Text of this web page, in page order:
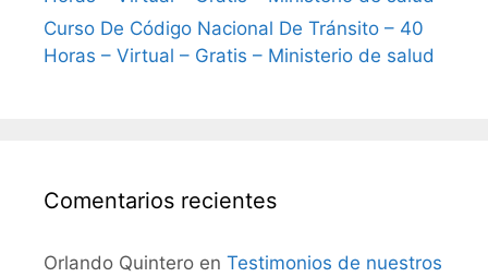
Curso De Código Nacional De Tránsito – 40
Horas – Virtual – Gratis – Ministerio de salud
Comentarios recientes
Orlando Quintero en Testimonios de nuestros